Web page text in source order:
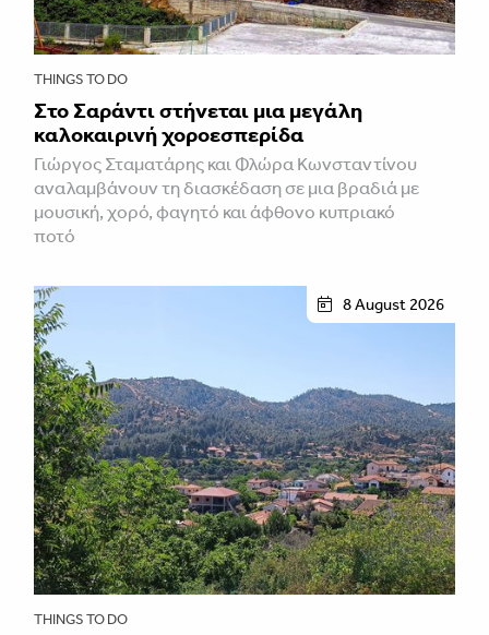
THINGS TO DO
Στο Σαράντι στήνεται μια μεγάλη
καλοκαιρινή χοροεσπερίδα
Γιώργος Σταματάρης και Φλώρα Κωνσταντίνου
αναλαμβάνουν τη διασκέδαση σε μια βραδιά με
μουσική, χορό, φαγητό και άφθονο κυπριακό
ποτό
8 August 2026
THINGS TO DO